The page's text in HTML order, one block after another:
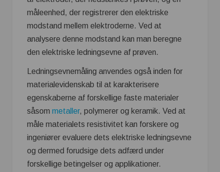
måleenhed, der registrerer den elektriske
modstand mellem elektroderne. Ved at
analysere denne modstand kan man beregne
den elektriske ledningsevne af prøven.
Ledningsevnemåling anvendes også inden for
materialevidenskab til at karakterisere
egenskaberne af forskellige faste materialer
såsom metaller, polymerer og keramik. Ved at
måle materialets resistivitet kan forskere og
ingeniører evaluere dets elektriske ledningsevne
og dermed forudsige dets adfærd under
forskellige betingelser og applikationer.